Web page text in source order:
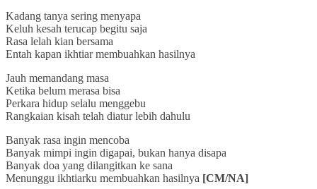
Kadang tanya sering menyapa
Keluh kesah terucap begitu saja
Rasa lelah kian bersama
Entah kapan ikhtiar membuahkan hasilnya
Jauh memandang masa
Ketika belum merasa bisa
Perkara hidup selalu menggebu
Rangkaian kisah telah diatur lebih dahulu
Banyak rasa ingin mencoba
Banyak mimpi ingin digapai, bukan hanya disapa
Banyak doa yang dilangitkan ke sana
Menunggu ikhtiarku membuahkan hasilnya [CM/NA]